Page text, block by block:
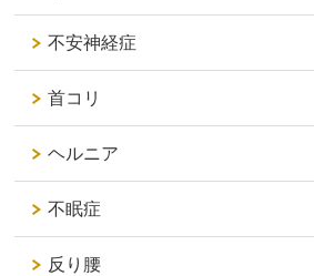
不安神経症
首コリ
ヘルニア
不眠症
反り腰